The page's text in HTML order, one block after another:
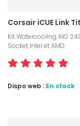
Corsair iCUE Link
Kit Watercooling AIO
Socket Intel et AMD
Dispo web : En stock